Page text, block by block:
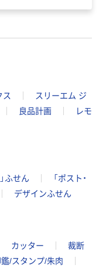
ス
スリーエム ジ
良品計画
レモ
ふせん
「ポスト・
デザインふせん
カッター
裁断
鑑/スタンプ/朱肉